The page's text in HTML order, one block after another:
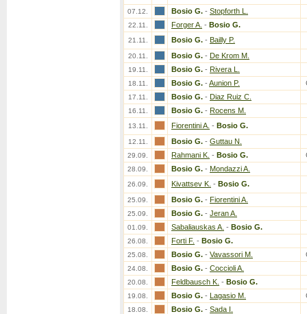
07.12. Bosio G. - Stopforth L.
22.11. Forger A. - Bosio G.
21.11. Bosio G. - Bailly P.
20.11. Bosio G. - De Krom M.
19.11. Bosio G. - Rivera L.
18.11. Bosio G. - Aunion P.
17.11. Bosio G. - Diaz Ruiz C.
16.11. Bosio G. - Rocens M.
13.11. Fiorentini A. - Bosio G.
12.11. Bosio G. - Guttau N.
29.09. Rahmani K. - Bosio G.
28.09. Bosio G. - Mondazzi A.
26.09. Kivattsev K. - Bosio G.
25.09. Bosio G. - Fiorentini A.
25.09. Bosio G. - Jeran A.
01.09. Sabaliauskas A. - Bosio G.
26.08. Forti F. - Bosio G.
25.08. Bosio G. - Vavassori M.
24.08. Bosio G. - Coccioli A.
20.08. Feldbausch K. - Bosio G.
19.08. Bosio G. - Lagasio M.
18.08. Bosio G. - Sada I.